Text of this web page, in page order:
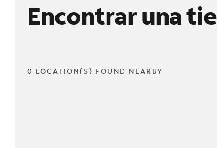
Encontrar una
0 LOCATION(S) FOUND NEARBY